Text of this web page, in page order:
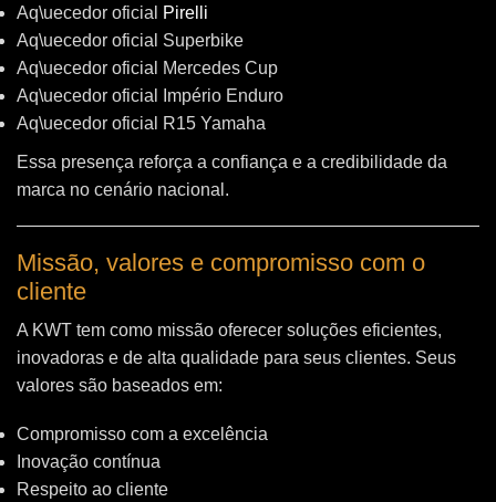
Aq\uecedor oficial
Pirelli
Aq\uecedor oficial Superbike
Aq\uecedor oficial Mercedes Cup
Aq\uecedor oficial Império Enduro
Aq\uecedor oficial R15 Yamaha
Essa presença reforça a confiança e a credibilidade da
marca no cenário nacional.
Missão, valores e compromisso com o
cliente
A KWT tem como missão oferecer soluções eficientes,
inovadoras e de alta qualidade para seus clientes. Seus
valores são baseados em:
Compromisso com a excelência
Inovação contínua
Respeito ao cliente